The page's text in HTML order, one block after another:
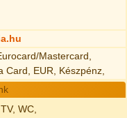
Mastercard,
Card, EUR, Készpénz,
WC,